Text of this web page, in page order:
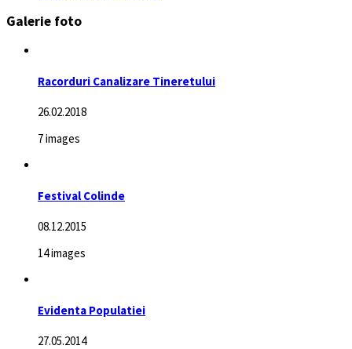
Galerie foto
Racorduri Canalizare Tineretului
26.02.2018
7 images
Festival Colinde
08.12.2015
14 images
Evidenta Populatiei
27.05.2014